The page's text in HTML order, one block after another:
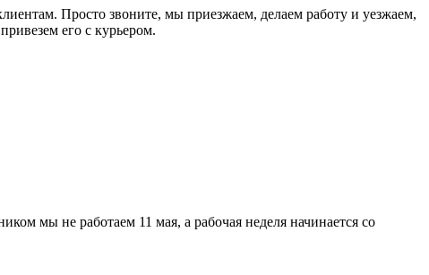
Просто звоните, мы приезжаем, делаем работу и уезжаем,
его с курьером.
мы не работаем 11 мая, а рабочая неделя начинается со